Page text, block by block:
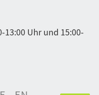
13:00 Uhr und 15:00-